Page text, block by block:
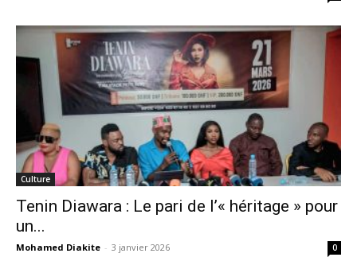
Culture
Tenin Diawara : Le pari de l’« héritage » pour
un...
Mohamed Diakite - 3 janvier 2026 0